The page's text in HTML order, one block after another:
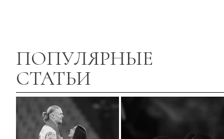
ПОПУЛЯРНЫЕ
СТАТЬИ